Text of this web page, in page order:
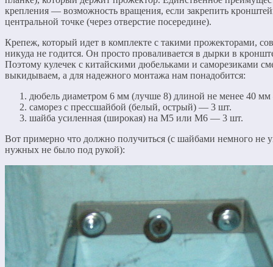
крепления — возможность вращения, если закрепить
центральной точке (через отверстие посередине).
Крепеж, который идет в комплекте с такими прожекторами,
никуда не годится. Он просто проваливается в дырки в
Поэтому кулечек с китайскими дюбельками и саморезиками
выкидываем, а для надежного монтажа нам понадобится:
дюбель диаметром 6 мм (лучше 8) длиной не менее 40
саморез с прессшайбой (белый, острый) — 3 шт.
шайба усиленная (широкая) на М5 или М6 — 3 шт.
Вот примерно что должно получиться (с шайбами немного не
нужных не было под рукой):